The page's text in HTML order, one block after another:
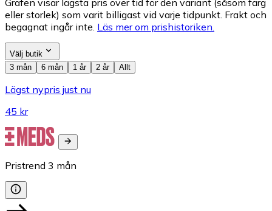
Grafen visar lägsta pris över tid för den variant (såsom färg
eller storlek) som varit billigast vid varje tidpunkt. Frakt och
begagnat ingår inte. Läs mer om prishistoriken.
Välj butik
3 mån
6 mån 1 år 2 år Allt
Lägst nypris just nu
45 kr
Pristrend 3 mån